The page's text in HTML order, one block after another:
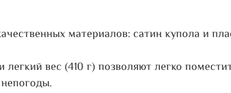
материалов: сатин купола и
вес (410 г) позволяют легко